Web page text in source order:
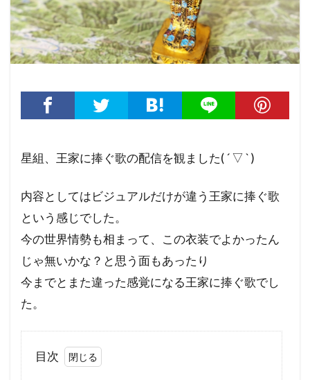
星組、王家に捧ぐ歌の配信を観ました( ´ ▽ ` )
内容としてはビジュアルだけが違う王家に捧ぐ歌
という感じでした。
今の世界情勢も相まって、この衣装でよかったん
じゃ無いかな？と思う面もあったり
今までとまた違った感覚になる王家に捧ぐ歌でし
た。
目次